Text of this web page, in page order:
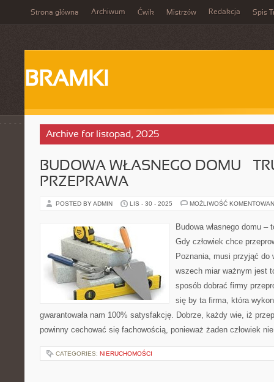
Strona główna Archiwum Ćwik Mistrzów Redakcja Spis
BRAMKI
Archive for listopad, 2025
BUDOWA WŁASNEGO DOMU –
PRZEPRAWA
POSTED BY ADMIN LIS - 30 - 2025 MOŻLIWOŚĆ
Budowa własnego domu
Gdy człowiek chce
Poznania, musi przyjąć
wszech miar ważnym jest
sposób dobrać firmy
się by ta firma, która
gwarantowała nam 100% satysfakcję. Dobrze, każdy wie, iż
powinny cechować się fachowością, ponieważ żaden człowiek
CATEGORIES: NIERUCHOMOŚCI